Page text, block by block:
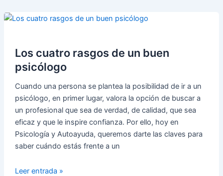
Amigo,
Familiar
Deprimido
Los cuatro rasgos de un buen
psicólogo
Cuando una persona se plantea la posibilidad de ir a un
psicólogo, en primer lugar, valora la opción de buscar a
un profesional que sea de verdad, de calidad, que sea
eficaz y que le inspire confianza. Por ello, hoy en
Psicología y Autoayuda, queremos darte las claves para
saber cuándo estás frente a un
Los
Leer entrada »